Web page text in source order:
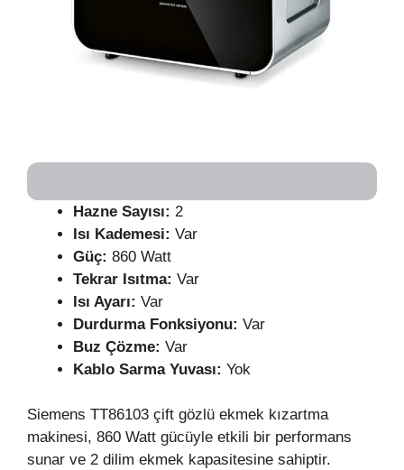
Hazne Sayısı: 2
Isı Kademesi: Var
Güç: 860 Watt
Tekrar Isıtma: Var
Isı Ayarı: Var
Durdurma Fonksiyonu: Var
Buz Çözme: Var
Kablo Sarma Yuvası: Yok
Siemens TT86103 çift gözlü ekmek kızartma
makinesi, 860 Watt gücüyle etkili bir performans
sunar ve 2 dilim ekmek kapasitesine sahiptir.